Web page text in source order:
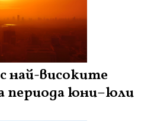
най-високите
периода юни–юли